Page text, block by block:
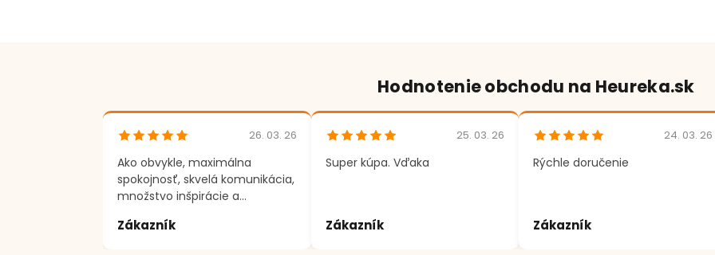
Hodnotenie obchodu na Heureka.sk
26. 03. 26
Ako obvykle, maximálna
spokojnosť, skvelá komunikácia,
množstvo inšpirácie a
;)
Zákazník
25. 03. 26
Super kúpa. Vďaka
Zákazník
24. 03. 26
Rýchle doručenie
Zákazník